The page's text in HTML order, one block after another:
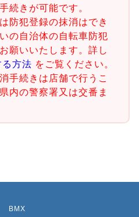
続きが可能です。
防犯登録の抹消はでき
の自治体の自転車防犯
願いいたします。詳し
る方法 をご覧ください。
手続きは店舗で行うこ
内の警察署又は交番ま
BMX